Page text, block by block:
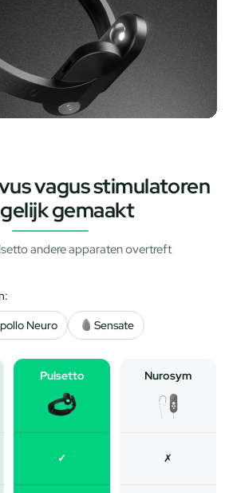
vagus stimulatoren
gemaakt
andere apparaten overtreft
Neuro Sensate
Pulsetto Nurosym
✓ ✗